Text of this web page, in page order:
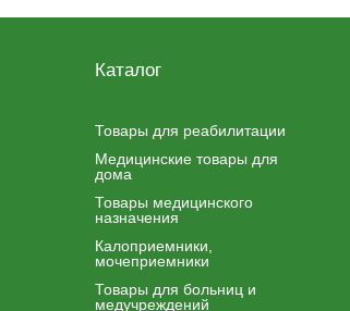
Каталог
Товары для реабилитации
Медицинские товары для
дома
Товары медицинского
назначения
Калоприемники,
мочеприемники
Товары для больниц и
медучреждений